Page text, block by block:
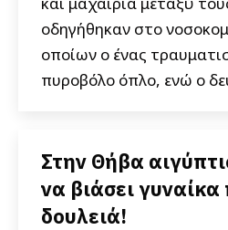
οδηγήθηκαν στο
οποίων ο ένας
πυροβόλο όπλο, ενώ ο
Στην Θήβα
να βιάσει γυναίκα
δουλειά!